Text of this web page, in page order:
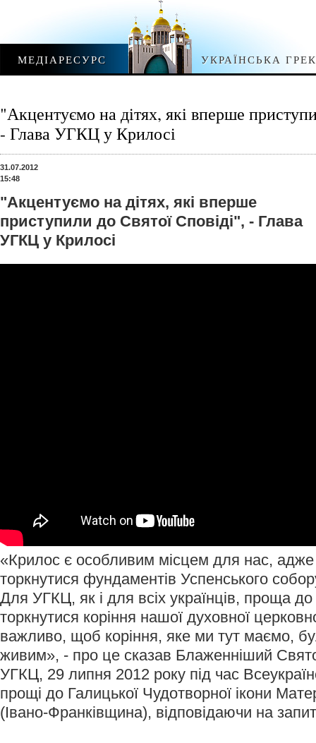
МЕДІАРЕСУРС УКРАЇНСЬКА
"Акцентуємо на дітях, які вперше
- Глава УГКЦ у Крилосі
31.07.2012
15:48
"Акцентуємо на дітях, які вперше
приступили до Святої Сповіді", - Глава
УГКЦ у Крилосі
«Крилос є особливим місцем для нас,
торкнутися фундаментів Успенського
Для УГКЦ, як і для всіх українців, проща
торкнутися коріння нашої духовної
важливо, щоб коріння, яке ми тут маємо,
живим», - про це сказав Блаженніший
УГКЦ, 29 липня 2012 року під час
прощі до Галицької Чудотворної ікони
(Івано-Франківщина), відповідаючи на